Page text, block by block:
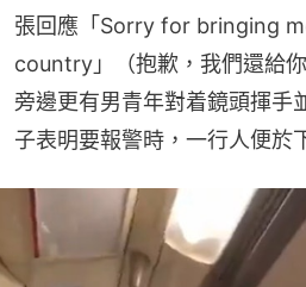
張回應「Sorry for bringing
country」（抱歉，我們還給
旁邊更有男青年對着鏡頭揮手
子表明要報警時，一行人便於